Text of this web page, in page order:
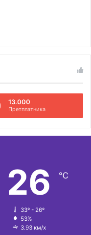
13.000
Претплатника
26 ℃
33º - 26º
53%
3.93 км/х